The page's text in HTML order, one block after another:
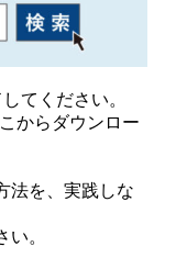
てください。
からダウンロー
法を、実践しな
。